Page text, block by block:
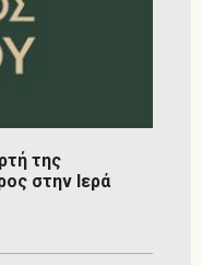
της
στην Ιερά